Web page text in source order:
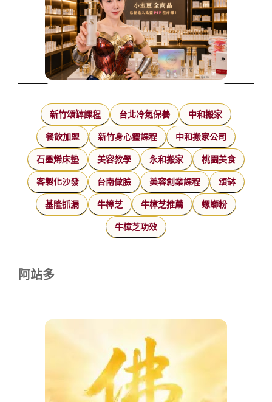
新竹頌缽課程 台北冷氣保養 中和搬家
餐飲加盟 新竹身心靈課程 中和搬家公司
石墨烯床墊 美容教學 永和搬家 桃園美食
客製化沙發 台南做臉 美容創業課程 頌缽
基隆抓漏 牛樟芝 牛樟芝推薦 螺螄粉
牛樟芝功效
阿站多